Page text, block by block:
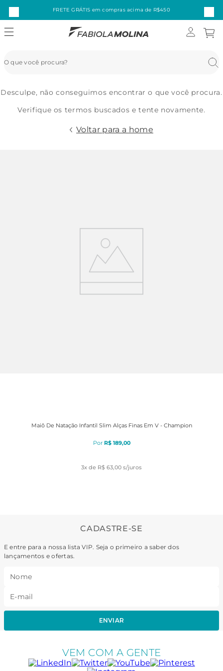
FRETE GRÁTIS em compras acima de R$450
Desculpe, não conseguimos encontrar o que você procura.
Verifique os termos buscados e tente novamente.
Voltar para a home
Maiô De Natação Infantil Slim Alças Finas Em V - Champion
R$ 189,00
3x de R$ 63,00 s/juros
CADASTRE-SE
E entre para a nossa lista VIP. Seja o primeiro a saber dos
lançamentos e ofertas.
ENVIAR
VEM COM A GENTE